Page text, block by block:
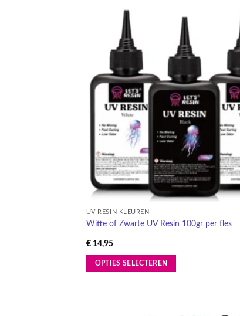
gekozen
worden
productpagina
UV RESIN KLEUREN
Witte of Zwarte UV Resin 100gr per fles
€14,95
OPTIES SELECTEREN